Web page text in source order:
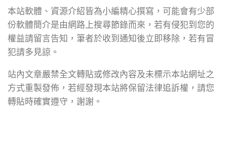
本站軟體、資源介紹皆為小編精心撰寫，可能會有少部
份軟體簡介是由網路上搜尋節錄而來，若有侵犯到您的
權益請留言告知，筆者於收到通知後立即移除，若有冒
犯請多見諒。
站內文章嚴禁全文轉貼或修改內容及未標示本站網址之
方式重製發佈，若經發現本站將保留法律追訴權，請您
轉貼時確實遵守，謝謝。